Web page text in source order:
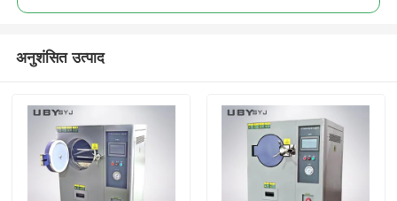
अनुशंसित उत्पाद